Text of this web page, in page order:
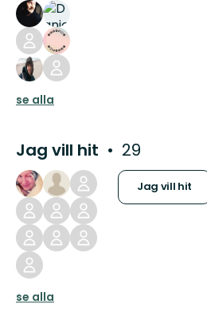
se alla
Jag vill hit 29
Jag vill hit
se alla